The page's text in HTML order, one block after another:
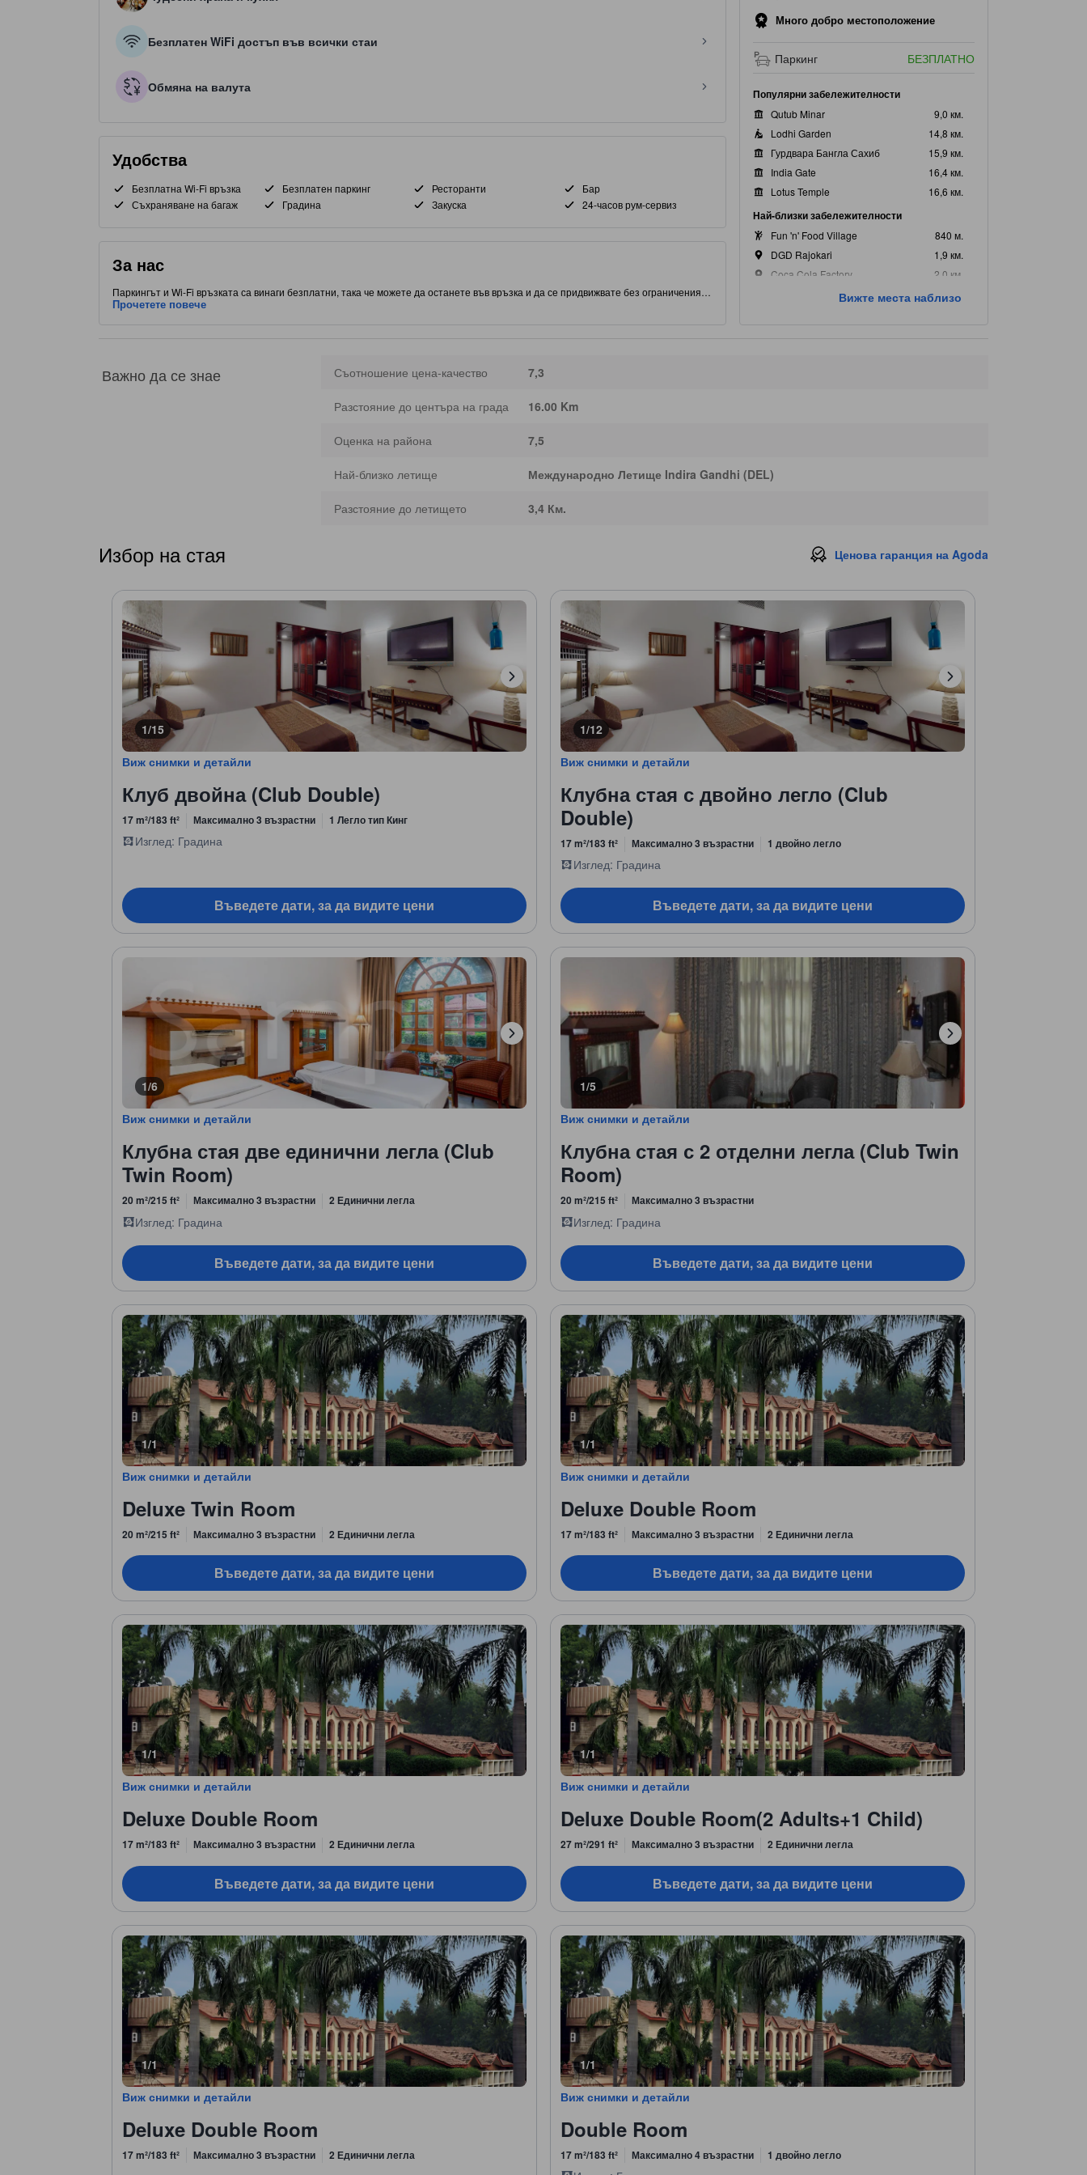
Безплатен WiFi достъп във всички стаи
Обмяна на валута
Удобства
Безплатна Wi-Fi връзка Безплатен паркинг Ресторанти
Бар
Съхраняване на багаж
Градина Закуска 24-часов рум-сервиз
За нас
Паркингът и Wi-Fi връзката са винаги безплатни, така че можете да останете във връзка и да се придвижвате без ограничения.
С удобно разположение до Международно летище Индира Ганди, част от New Delhi, този обект ви дава близък достъп до
атракции и интересни места за хранене. Този обект с 3.0 звезди предлага ресторант, за да направи престоя ви още по-богат и
Прочетете повече
Много добро местоположение
Паркинг БЕЗПЛАТНО
Популярни забележителности
Qutub Minar
9,0 км.
Lodhi Garden
14,8 км.
Гурдвара Бангла Сахиб
15,9 км.
India Gate
16,4 км.
Lotus Temple
16,6 км.
Най-близки забележителности
Fun 'n' Food Village
840 м.
DGD Rajokari
1,9 км.
Coca Cola Factory
2,0 км.
Mangal Mahadev Birla Kanan
2,2 км.
Вижте места наблизо
Важно да се знае Съотношение цена-качество 7,3
Разстояние до центъра на града 16.00 Km
Оценка на района 7,5
Най-близко летище Международно Летище Indira Gandhi (DEL)
Разстояние до летището 3,4 Км.
Избор на стая Ценова гаранция на Agoda
1/15
Виж снимки и детайли
Клуб двойна (Club Double)
17 m²/183 ft² Максимално 3 възрастни 1 Легло тип Кинг
Изглед: Градина
Въведете дати, за да видите цени
1/12
Виж снимки и детайли
Клубна стая с двойно легло (Club
Double)
17 m²/183 ft² Максимално 3 възрастни 1 двойно легло
Изглед: Градина
Въведете дати, за да видите цени
1/6
Виж снимки и детайли
Клубна стая две единични легла (Club
Twin Room)
20 m²/215 ft² Максимално 3 възрастни 2 Единични легла
Изглед: Градина
Въведете дати, за да видите цени
1/5
Виж снимки и детайли
Клубна стая с 2 отделни легла (Club Twin
Room)
20 m²/215 ft² Максимално 3 възрастни
Изглед: Градина
Въведете дати, за да видите цени
1/1
Виж снимки и детайли
Deluxe Twin Room
20 m²/215 ft² Максимално 3 възрастни 2 Единични легла
Въведете дати, за да видите цени
1/1
Виж снимки и детайли
Deluxe Double Room
17 m²/183 ft² Максимално 3 възрастни 2 Единични легла
Въведете дати, за да видите цени
1/1
Виж снимки и детайли
Deluxe Double Room
17 m²/183 ft² Максимално 3 възрастни 2 Единични легла
Въведете дати, за да видите цени
1/1
Виж снимки и детайли
Deluxe Double Room(2 Adults+1 Child)
27 m²/291 ft² Максимално 3 възрастни 2 Единични легла
Въведете дати, за да видите цени
1/1
Виж снимки и детайли
Deluxe Double Room
17 m²/183 ft² Максимално 3 възрастни 2 Единични легла
1/1
Виж снимки и детайли
Double Room
17 m²/183 ft² Максимално 4 възрастни 1 двойно легло